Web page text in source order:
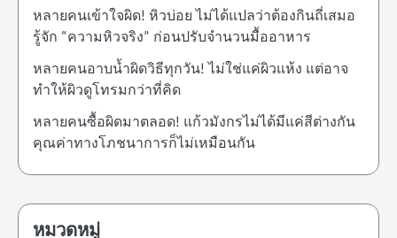
หลายคนเข้าใจผิด! หิวบ่อย ไม่ได้แปลว่าต้องกินถี่เสมอ
รู้จัก “ความหิวจริง” ก่อนปรับจำนวนมื้ออาหาร
หลายคนอาบน้ำผิดวิธีทุกวัน! ไม่ใช่แค่ผิวแห้ง แต่อาจ
ทำให้ผิวดูโทรมกว่าที่คิด
หลายคนซื้อผิดมาตลอด! แก้วมังกรไม่ได้มีแค่สีต่างกัน
คุณค่าทางโภชนาการก็ไม่เหมือนกัน
หมวดหมู่